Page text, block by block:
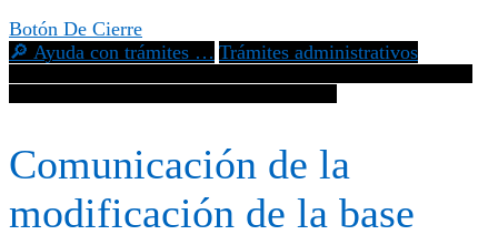
Botón De Cierre
🔎 Ayuda con trámites … Trámites administrativos
Comunicación de la
modificación de la base